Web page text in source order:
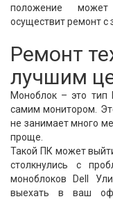
положение
осуществит ремонт с
Ремонт
лучшим
Моноблок – это тип
самим монитором.
не занимает много
проще.
Такой ПК может
столкнулись с
моноблоков Dell
выехать в ваш